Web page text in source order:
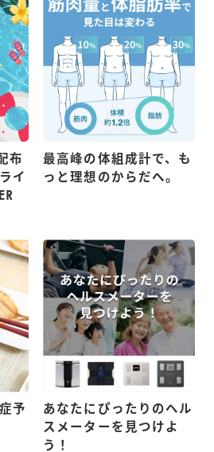
× 高さ 30mm × 奥行
× 高さ 244mm × 奥行
布
イ
最高峰の体組成計で、も
っと理想のからだへ。
予
あなたにぴったりのヘル
スメーターを見つけよ
う！